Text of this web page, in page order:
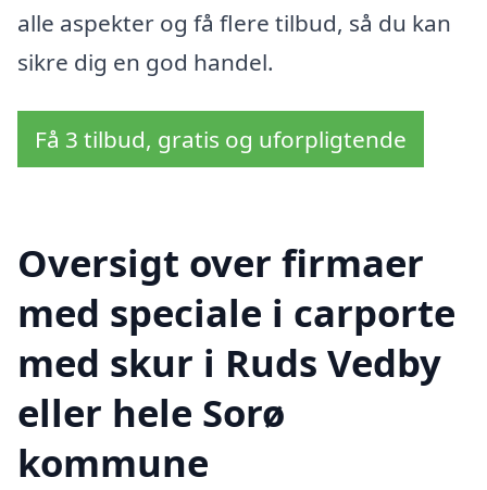
alle aspekter og få flere tilbud, så du kan
sikre dig en god handel.
Få 3 tilbud, gratis og uforpligtende
Oversigt over firmaer
med speciale i carporte
med skur i Ruds Vedby
eller hele Sorø
kommune